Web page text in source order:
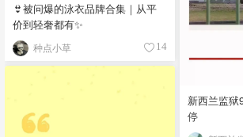
👙被问爆的泳衣品牌合集｜从平
价到轻奢都有✨
种点小草 14
新西兰监狱
停